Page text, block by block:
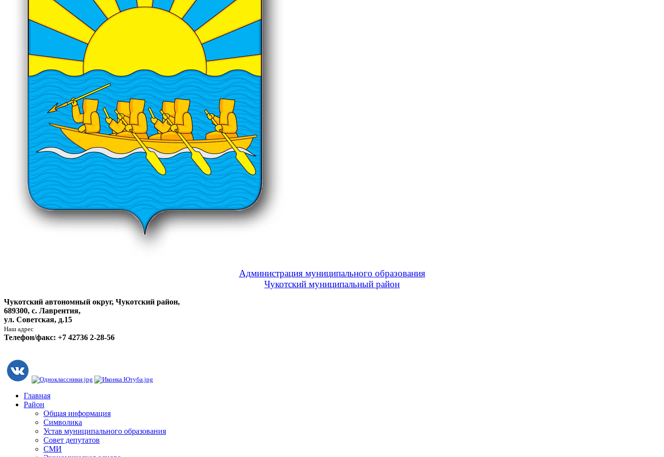
Администрация муниципального образования
Чукотский муниципальный район
Чукотский автономный округ, Чукотский район,
689300, с. Лаврентия,
ул. Советская, д.15
Наш адрес
Телефон/факс: +7 42736 2-28-56
Главная
Район
Общая информация
Символика
Устав муниципального образования
Совет депутатов
СМИ